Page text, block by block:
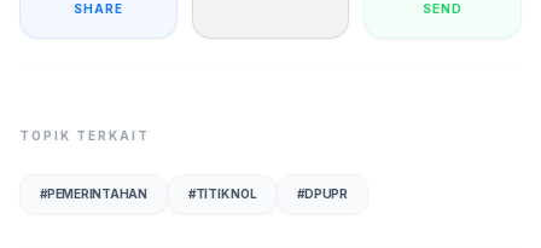
SHARE SEND
TOPIK TERKAIT
#PEMERINTAHAN #TITIK NOL #DPUPR